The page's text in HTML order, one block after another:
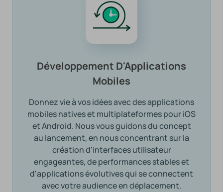
Développement D'Applications
Mobiles
Donnez vie à vos idées avec des applications
mobiles natives et multiplateformes pour iOS
et Android. Nous vous guidons du concept
au lancement, en nous concentrant sur la
création d'interfaces utilisateur
engageantes, de performances stables et
d'applications évolutives qui se connectent
avec votre audience en déplacement.